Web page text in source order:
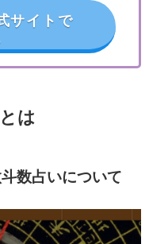
サイトで
は
数占いについて